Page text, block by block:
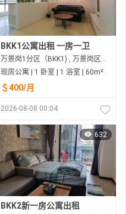
BKK1公寓出租 一房一卫
万景岗1分区（BKK1) , 万景岗区（BKK) , 金边市
现房公寓 | 1 卧室 | 1 浴室 | 60m²
＄400/月
2026-08-08 00:04
632
BKK2新一房公寓出租